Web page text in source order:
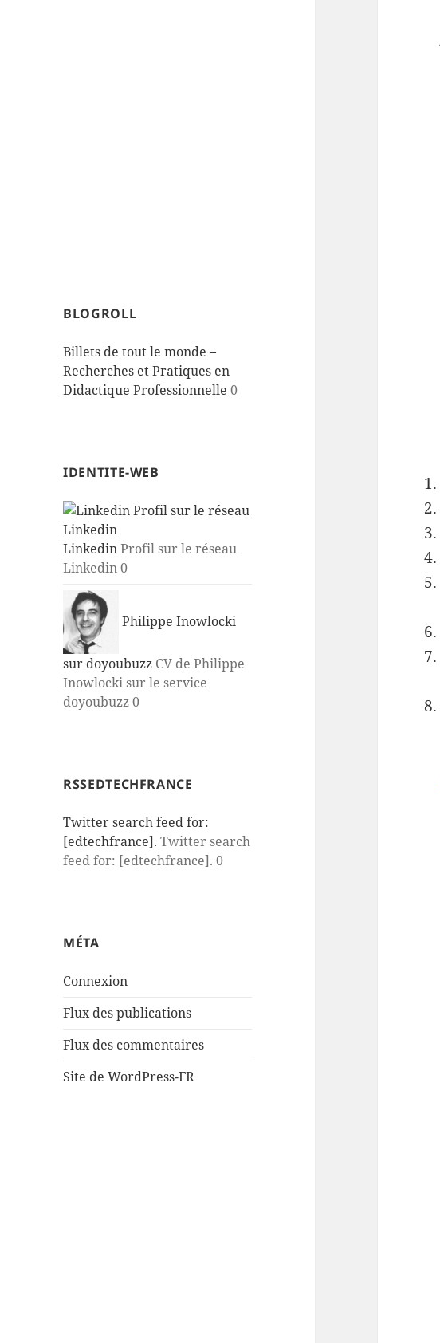
BLOGROLL
Billets de tout le monde –
Recherches et Pratiques en
Didactique Professionnelle 0
IDENTITE-WEB
LinkedinProfil sur le réseau
Linkedin 0
Philippe Inowlocki
sur doyoubuzz CV de Philippe
Inowlocki sur le service
doyoubuzz 0
RSSEDTECHFRANCE
Twitter search feed for:
[edtechfrance]. Twitter search
feed for: [edtechfrance]. 0
MÉTA
Connexion
Flux des publications
Flux des commentaires
Site de WordPress-FR